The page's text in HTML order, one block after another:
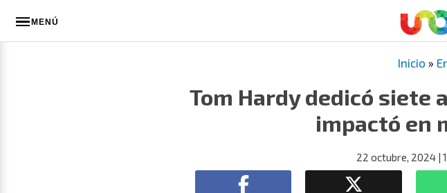
MENÚ
Inicio »
Tom Hardy dedicó siete
impactó en
22 octubre, 2024|